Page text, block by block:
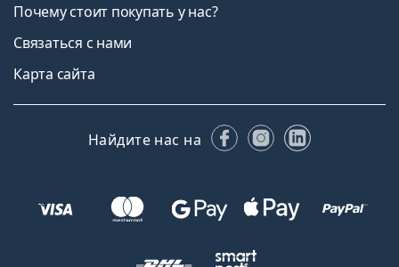
Почему стоит покупать у нас?
Связаться с нами
Карта сайта
Найдите нас на FacebookInstagram
LinkedIn